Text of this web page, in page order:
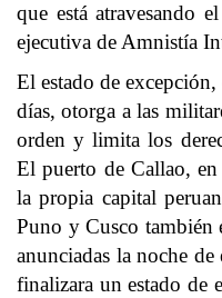
que está atravesando
ejecutiva de Amnistía
El estado de
días, otorga a las
orden y limita los
El puerto de Callao,
la propia capital
Puno y Cusco también
anunciadas la noche
finalizara un estado de